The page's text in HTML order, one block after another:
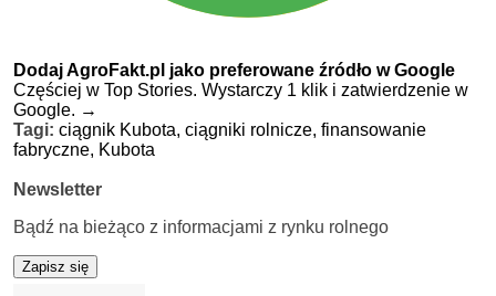
Dodaj AgroFakt.pl jako preferowane źródło w Google
Częściej w Top Stories. Wystarczy 1 klik i zatwierdzenie w
Google. →
Tagi: ciągnik Kubota, ciągniki rolnicze, finansowanie
fabryczne, Kubota
Newsletter
Bądź na bieżąco z informacjami z rynku rolnego
Zapisz się